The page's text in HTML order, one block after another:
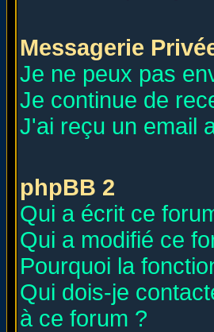
Messagerie
Je ne peux pas
Je continue de
J'ai reçu un email
phpBB 2
Qui a écrit ce
Qui a modifié ce
Pourquoi la
Qui dois-je
à ce forum ?